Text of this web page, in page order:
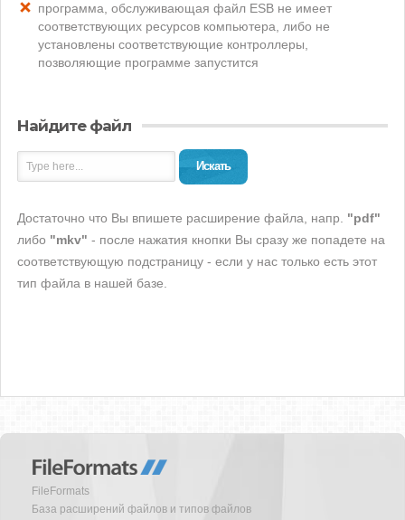
программа, обслуживающая файл ESB не имеет
соответствующих ресурсов компьютера, либо не
установлены соответствующие контроллеры,
позволяющие программе запустится
Найдите файл
Искать
Достаточно что Вы впишете расширение файла, напр. "pdf"
либо "mkv" - после нажатия кнопки Вы сразу же попадете на
соответствующую подстраницу - если у нас только есть этот
тип файла в нашей базе.
FileFormats
База расширений файлов и типов файлов